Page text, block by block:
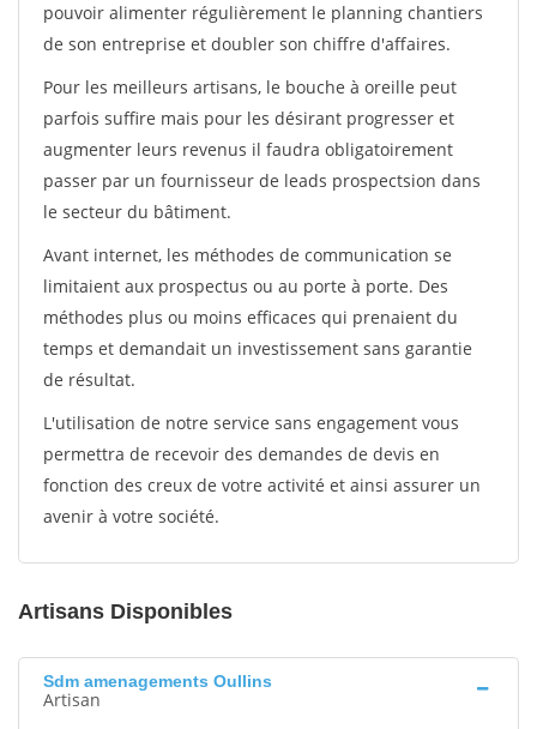
pouvoir alimenter régulièrement le planning chantiers
de son entreprise et doubler son chiffre d'affaires.
Pour les meilleurs artisans, le bouche à oreille peut
parfois suffire mais pour les désirant progresser et
augmenter leurs revenus il faudra obligatoirement
passer par un fournisseur de leads prospectsion dans
le secteur du bâtiment.
Avant internet, les méthodes de communication se
limitaient aux prospectus ou au porte à porte. Des
méthodes plus ou moins efficaces qui prenaient du
temps et demandait un investissement sans garantie
de résultat.
L'utilisation de notre service sans engagement vous
permettra de recevoir des demandes de devis en
fonction des creux de votre activité et ainsi assurer un
avenir à votre société.
Artisans Disponibles
Sdm amenagements Oullins
Artisan